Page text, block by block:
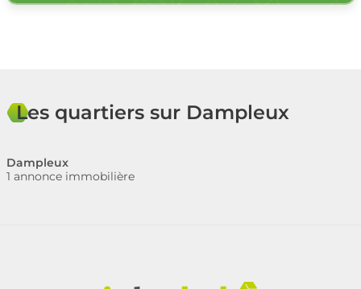
Les quartiers sur Dampleux
Dampleux
1 annonce immobilière